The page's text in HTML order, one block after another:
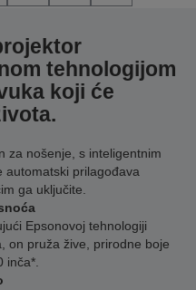
tehnologijom
koji će
za nošenje, s inteligentnim
automatski prilagođava
ga uključite.
Epsonovoj tehnologiji
on pruža žive, prirodne boje
inča*.